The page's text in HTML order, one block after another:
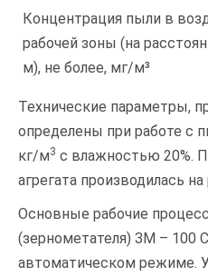
Концентрация пыли в
рабочей зоны (на
м), не более, мг/м³
Технические параметры,
определены при работе с
кг/м3 с влажностью 20%.
агрегата производилась
Основные рабочие
(зернометателя) ЗМ – 100
автоматическом режиме.